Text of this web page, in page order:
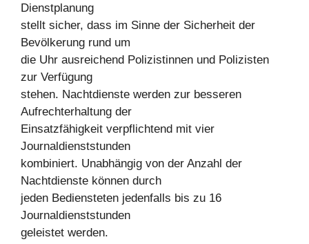
Dienstplanung
stellt sicher, dass im Sinne der Sicherheit der
Bevölkerung rund um
die Uhr ausreichend Polizistinnen und Polizisten
zur Verfügung
stehen. Nachtdienste werden zur besseren
Aufrechterhaltung der
Einsatzfähigkeit verpflichtend mit vier
Journaldienststunden
kombiniert. Unabhängig von der Anzahl der
Nachtdienste können durch
jeden Bediensteten jedenfalls bis zu 16
Journaldienststunden
geleistet werden.